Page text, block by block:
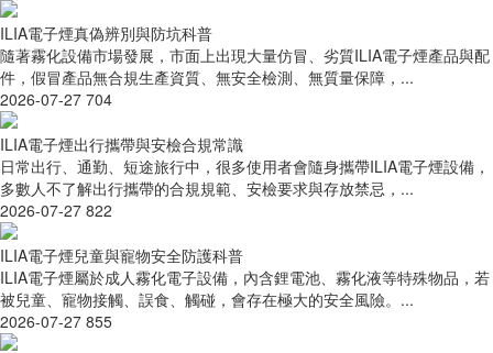
ILIA電子煙真偽辨別與防坑科普
隨著霧化設備市場發展，市面上出現大量仿冒、劣質ILIA電子煙產品與配
件，假冒產品無合規生產資質、無安全檢測、無質量保障，...
2026-07-27 704
ILIA電子煙出行攜帶與安檢合規常識
日常出行、通勤、短途旅行中，很多使用者會隨身攜帶ILIA電子煙設備，
多數人不了解出行攜帶的合規規範、安檢要求與存放禁忌，...
2026-07-27 822
ILIA電子煙兒童與寵物安全防護科普
ILIA電子煙屬於成人霧化電子設備，內含鋰電池、霧化液等特殊物品，若
被兒童、寵物接觸、誤食、觸碰，會存在極大的安全風險。...
2026-07-27 855